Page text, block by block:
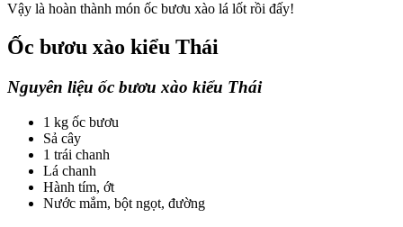
Vậy là hoàn thành món ốc bươu xào lá lốt rồi đấy!
Ốc bươu xào kiểu Thái
Nguyên liệu ốc bươu xào kiểu Thái
1 kg ốc bươu
Sả cây
1 trái chanh
Lá chanh
Hành tím, ớt
Nước mắm, bột ngọt, đường